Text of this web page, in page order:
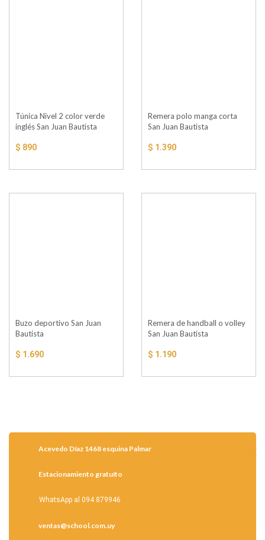
Túnica Nivel 2 color verde
inglés San Juan Bautista
$ 890
Remera polo manga corta
San Juan Bautista
$ 1.390
Buzo deportivo San Juan
Bautista
$ 1.690
Remera de handball o volley
San Juan Bautista
$ 1.190
Acevedo Díaz 1468 esquina Palmar
Estacionamiento gratuíto
WhatsApp al 094 879946
ventas@school.com.uy